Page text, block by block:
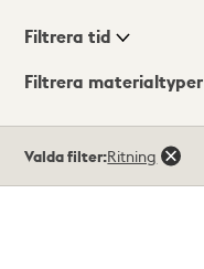
Visningsläge
Filtrera tid
Filtrera materialtyper
träffar
Valda filter:Ritning